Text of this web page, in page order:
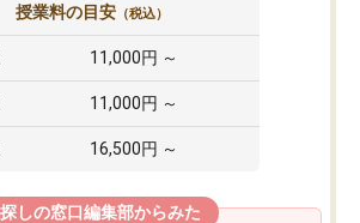
授業料の目安 （税込）
11,000円 ～
11,000円 ～
16,500円 ～
しの窓口編集部からみた